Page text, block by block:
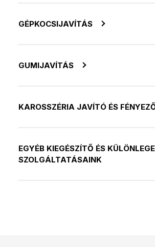
GÉPKOCSIJAVÍTÁS
GUMIJAVÍTÁS
KAROSSZÉRIA JAVÍTÓ ÉS
EGYÉB KIEGÉSZÍTŐ ÉS
SZOLGÁLTATÁSAINK